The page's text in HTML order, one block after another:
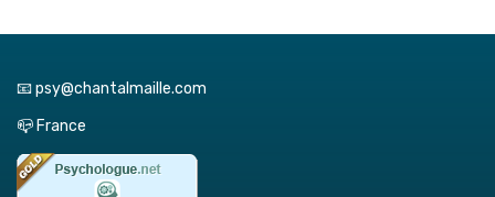
📧 psy@chantalmaille.com
📪 France